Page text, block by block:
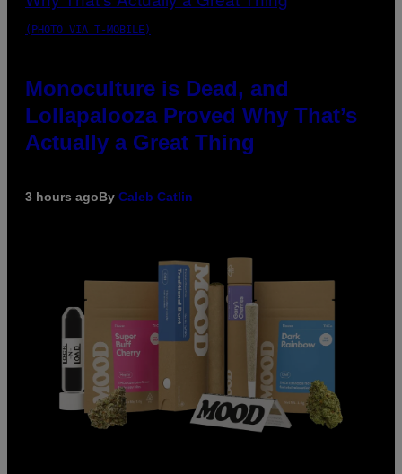
(PHOTO VIA T-MOBILE)
Monoculture is Dead, and
Lollapalooza Proved Why That’s
Actually a Great Thing
3 hours agoBy Caleb Catlin